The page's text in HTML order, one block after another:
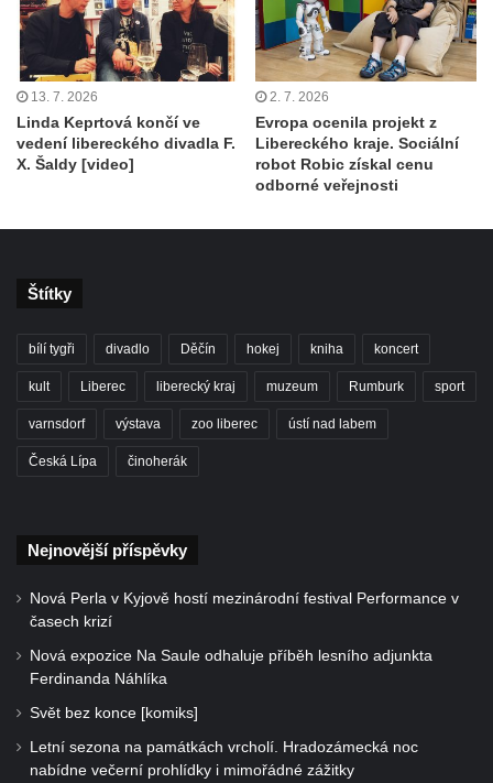
13. 7. 2026
Linda Keprtová končí ve
vedení libereckého divadla F.
X. Šaldy [video]
2. 7. 2026
Evropa ocenila projekt z
Libereckého kraje. Sociální
robot Robic získal cenu
odborné veřejnosti
Štítky
bílí tygři divadlo Děčín hokej kniha koncert
kult Liberec liberecký kraj muzeum Rumburk sport
varnsdorf výstava zoo liberec ústí nad labem
Česká Lípa činoherák
Nejnovější příspěvky
Nová Perla v Kyjově hostí mezinárodní festival Performance v
časech krizí
Nová expozice Na Saule odhaluje příběh lesního adjunkta
Ferdinanda Náhlíka
Svět bez konce [komiks]
Letní sezona na památkách vrcholí. Hradozámecká noc
nabídne večerní prohlídky i mimořádné zážitky